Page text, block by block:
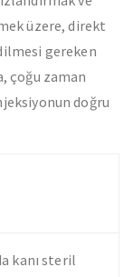
üzere, direkt
gereken
çoğu zaman
doğru
kanı steril